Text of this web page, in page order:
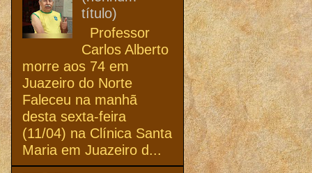
título)
Professor
Carlos Alberto
morre aos 74 em
Juazeiro do Norte
Faleceu na manhã
desta sexta-feira
(11/04) na Clínica Santa
Maria em Juazeiro d...